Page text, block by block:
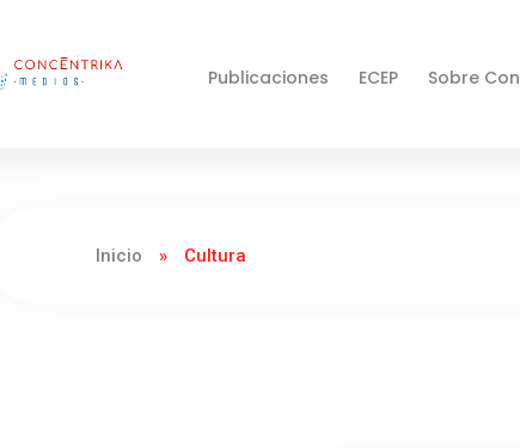
Publicaciones ECEP Sobre
Inicio » Cultura